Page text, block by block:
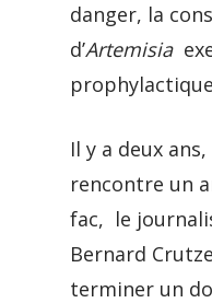
danger, la
d’Artemisia
Il y a deux
rencontre un
fac, le
Bernard
terminer un